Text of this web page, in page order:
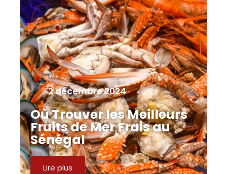
2 décembre 2024
Où Trouver les Meilleurs
Fruits de Mer Frais au
Sénégal
Lire plus